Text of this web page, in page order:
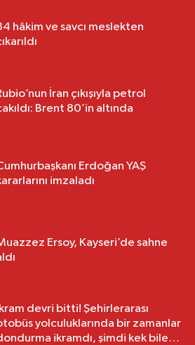
hâkim ve savcı meslekten
İran çıkışıyla petrol
Brent 80’in altında
Erdoğan YAŞ
imzaladı
Ersoy, Kayseri’de sahne
İkram devri bitti! Şehirlerarası
yolculuklarında bir zamanlar
ikramdı, şimdi kek bile